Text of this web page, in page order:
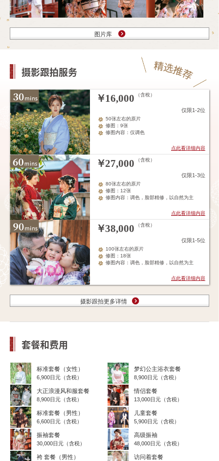
图片库
摄影跟拍服务
￥16,000 （含稅）
仅限1-2位
50张左右的原片
修图：9张
修图内容：仅调色
点此看详细内容
￥27,000 （含稅）
仅限1-3位
80张左右的原片
修图：12张
修图内容：调色，脸部精修，以自然为主
点此看详细内容
￥38,000 （含稅）
仅限1-5位
100张左右的原片
修图：18张
修图内容：调色，脸部精修，以自然为主
点此看详细内容
摄影跟拍更多详情
套餐和费用
标准套餐（女性）
6,900日元（含税）
梦幻公主浴衣套餐
8,900日元（含税）
大正浪漫风和服套餐
8,900日元（含税）
情侣套餐
13,000日元（含税）
标准套餐（男性）
6,600日元（含税）
儿童套餐
5,900日元（含税）
振袖套餐
30,000日元（含税）
高级振袖
48,000日元（含税）
袴 套餐（男性） 访问着套餐